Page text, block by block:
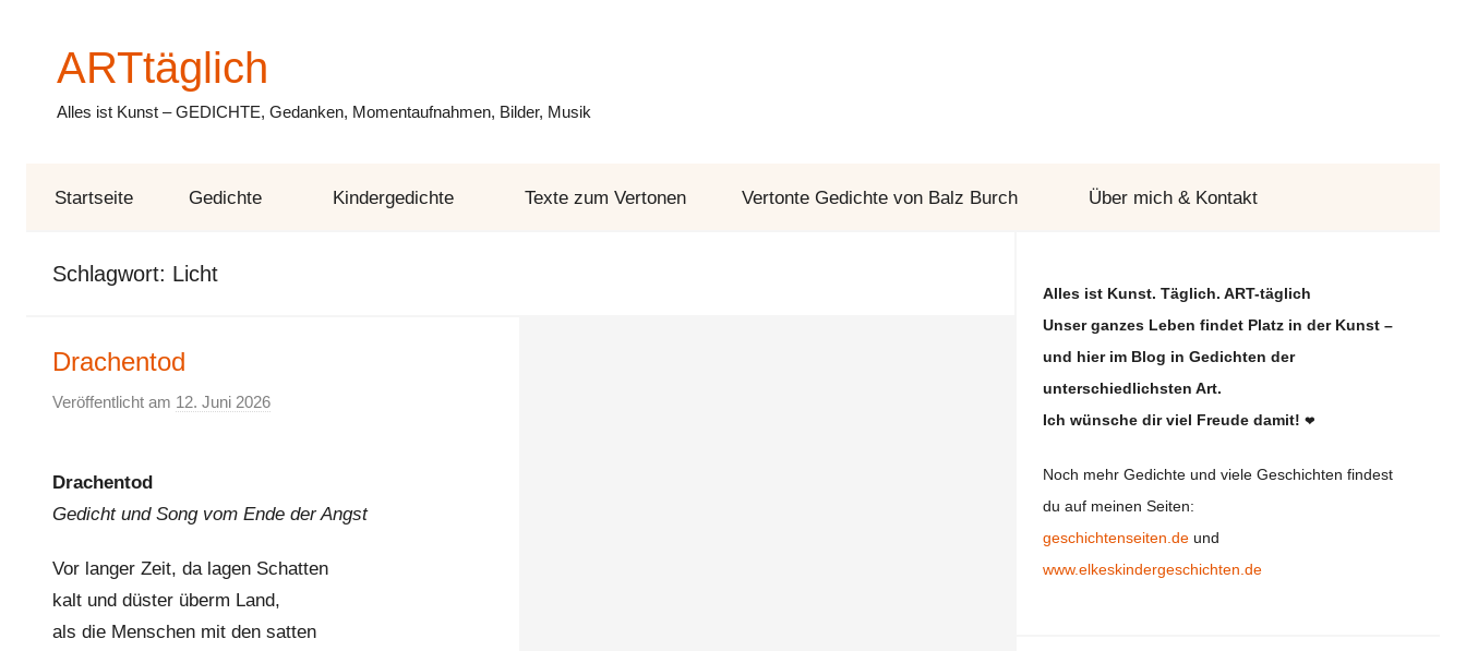
Inhalt
springen
ARTtäglich
Alles ist Kunst – GEDICHTE, Gedanken, Momentaufnahmen, Bilder, Musik
Startseite Gedichte Kindergedichte Texte zum Vertonen Vertonte Gedichte von Balz Burch Über mich & Kontakt
Schlagwort: Licht
Drachentod
Veröffentlicht am 12. Juni 2026
l
e
Drachentod
Gedicht und Song vom Ende der Angst
Vor langer Zeit, da lagen Schatten
kalt und düster überm Land,
als die Menschen mit den satten
Alles ist Kunst. Täglich. ART-täglich
Unser ganzes Leben findet Platz in der Kunst –
und hier im Blog in Gedichten der
unterschiedlichsten Art.
Ich wünsche dir viel Freude damit! ❤
Noch mehr Gedichte und viele Geschichten findest
du auf meinen Seiten:
geschichtenseiten.deund
www.elkeskindergeschichten.de